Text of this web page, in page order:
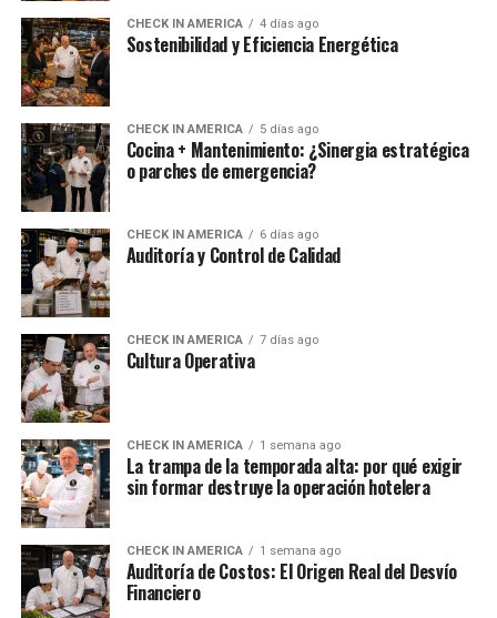
CHECK IN AMERICA 4 días ago
Sostenibilidad y Eficiencia Energética
CHECK IN AMERICA 5 días ago
Cocina + Mantenimiento: ¿Sinergia estratégica
o parches de emergencia?
CHECK IN AMERICA 6 días ago
Auditoría y Control de Calidad
CHECK IN AMERICA 7 días ago
Cultura Operativa
CHECK IN AMERICA 1 semana ago
La trampa de la temporada alta: por qué exigir
sin formar destruye la operación hotelera
CHECK IN AMERICA 1 semana ago
Auditoría de Costos: El Origen Real del Desvío
Financiero